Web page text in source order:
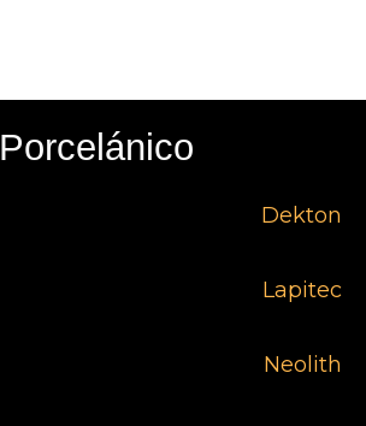
Porcelánico
Dekton
Lapitec
Neolith